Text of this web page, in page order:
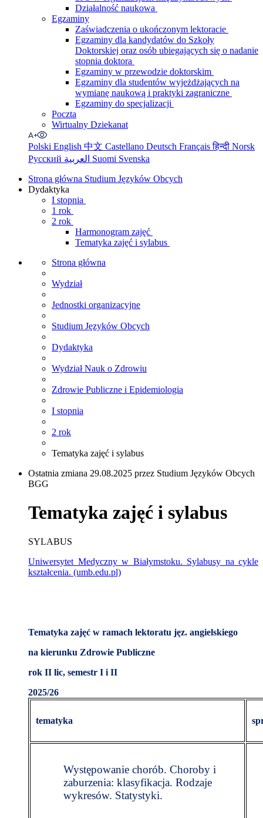
Działalność naukowa
Egzaminy
Zaświadczenia o ukończonym lektoracie
Egzaminy dla kandydatów do Szkoły
Doktorskiej oraz osób ubiegających się o nadanie
stopnia doktora
Egzaminy w przewodzie doktorskim
Egzaminy dla studentów wyjeżdżających na
wymianę naukową i praktyki zagraniczne
Egzaminy do specjalizacji
Poczta
Wirtualny Dziekanat
Polski English 中文 Castellano Deutsch Françaisहिन्दी Norsk
Русский
Suomi Svenska
Strona główna Studium Języków Obcych
Dydaktyka
I stopnia
1 rok
2 rok
Harmonogram zajęć
Tematyka zajęć i sylabus
Strona główna
Wydział
Jednostki organizacyjne
Studium Języków Obcych
Dydaktyka
Wydział Nauk o Zdrowiu
Zdrowie Publiczne i Epidemiologia
I stopnia
2 rok
Tematyka zajęć i sylabus
Ostatnia zmiana 29.08.2025 przez Studium Języków Obcych
BGG
Tematyka zajęć i sylabus
SYLABUS
Uniwersytet Medyczny w Białymstoku. Sylabusy na cykle
kształcenia. (umb.edu.pl)
Tematyka zajęć w ramach lektoratu jęz. angielskiego
na kierunku Zdrowie Publiczne
rok II lic, semestr I i II
2025/26
tematyka
Występowanie chorób. Choroby i
zaburzenia: klasyfikacja. Rodzaje
wykresów. Statystyki.